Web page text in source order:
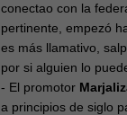
conectao con la
pertinente, empezó
es más llamativo,
por si alguien lo
- El promotor
a principios de siglo